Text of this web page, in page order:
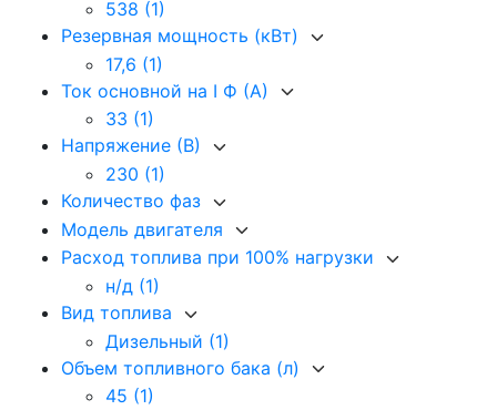
538 (1)
Резервная мощность (кВт)
17,6 (1)
Ток основной на I Ф (А)
33 (1)
Напряжение (В)
230 (1)
Количество фаз
Модель двигателя
Расход топлива при 100% нагрузки
н/д (1)
Вид топлива
Дизельный (1)
Объем топливного бака (л)
45 (1)